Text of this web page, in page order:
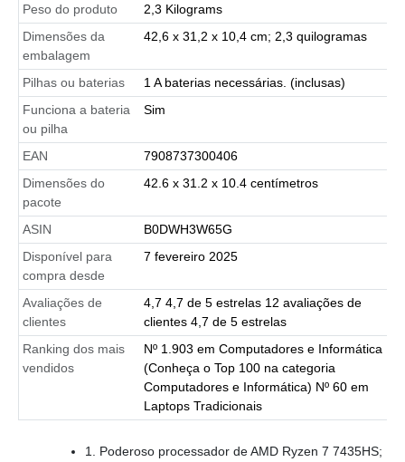
Peso do produto
2,3 Kilograms
Dimensões da
embalagem
42,6 x 31,2 x 10,4 cm; 2,3 quilogramas
Pilhas ou baterias
1 A baterias necessárias. (inclusas)
Funciona a bateria
ou pilha
Sim
EAN
7908737300406
Dimensões do
pacote
42.6 x 31.2 x 10.4 centímetros
ASIN
B0DWH3W65G
Disponível para
compra desde
7 fevereiro 2025
Avaliações de
clientes
4,7 4,7 de 5 estrelas 12 avaliações de
clientes 4,7 de 5 estrelas
Ranking dos mais
vendidos
Nº 1.903 em Computadores e Informática
(Conheça o Top 100 na categoria
Computadores e Informática) Nº 60 em
Laptops Tradicionais
1. Poderoso processador de AMD Ryzen 7 7435HS;